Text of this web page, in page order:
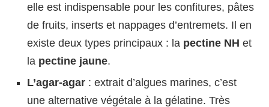
elle est indispensable pour les confitures, pâtes
de fruits, inserts et nappages d’entremets. Il en
existe deux types principaux : la pectine NH et
la pectine jaune.
L’agar-agar : extrait d’algues marines, c’est
une alternative végétale à la gélatine. Très